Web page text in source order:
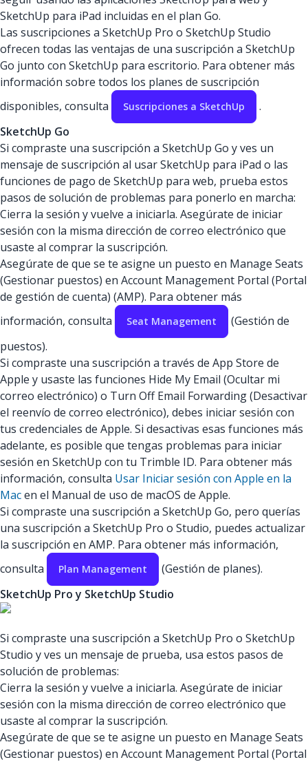
SketchUp para iPad incluidas en el plan Go.
Las suscripciones a SketchUp Pro o SketchUp Studio
ofrecen todas las ventajas de una suscripción a SketchUp
Go junto con SketchUp para escritorio. Para obtener más
información sobre todos los planes de suscripción
disponibles, consulta
Suscripciones a SketchUp
.
SketchUp Go
Si compraste una suscripción a SketchUp Go y ves un
mensaje de suscripción al usar SketchUp para iPad o las
funciones de pago de SketchUp para web, prueba estos
pasos de solución de problemas para ponerlo en marcha:
Cierra la sesión y vuelve a iniciarla. Asegúrate de iniciar
sesión con la misma dirección de correo electrónico que
usaste al comprar la suscripción.
Asegúrate de que se te asigne un puesto en Manage Seats
(Gestionar puestos) en Account Management Portal (Portal
de gestión de cuenta) (AMP). Para obtener más
información, consulta
Seat Management
(Gestión de
puestos).
Si compraste una suscripción a través de App Store de
Apple y usaste las funciones Hide My Email (Ocultar mi
correo electrónico) o Turn Off Email Forwarding (Desactivar
el reenvío de correo electrónico), debes iniciar sesión con
tus credenciales de Apple. Si desactivas esas funciones más
adelante, es posible que tengas problemas para iniciar
sesión en SketchUp con tu Trimble ID. Para obtener más
información, consulta Usar Iniciar sesión con Apple en la
Macen el Manual de uso de macOS de Apple.
Si compraste una suscripción a SketchUp Go, pero querías
una suscripción a SketchUp Pro o Studio, puedes actualizar
la suscripción en AMP. Para obtener más información,
consulta
Plan Management
(Gestión de planes).
SketchUp Pro y SketchUp Studio
Si compraste una suscripción a SketchUp Pro o SketchUp
Studio y ves un mensaje de prueba, usa estos pasos de
solución de problemas:
Cierra la sesión y vuelve a iniciarla. Asegúrate de iniciar
sesión con la misma dirección de correo electrónico que
usaste al comprar la suscripción.
Asegúrate de que se te asigne un puesto en Manage Seats
(Gestionar puestos) en Account Management Portal (Portal